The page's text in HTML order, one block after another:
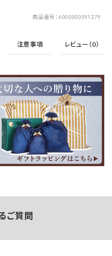
商品番号 6000000091279
注意事項 レビュー（0）
ご質問